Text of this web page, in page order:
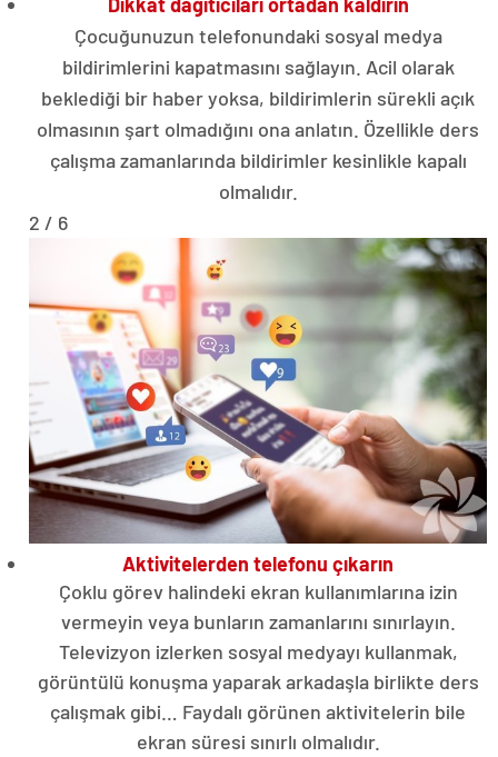
Çocuğunuzun telefonundaki sosyal medya
bildirimlerini kapatmasını sağlayın. Acil olarak
beklediği bir haber yoksa, bildirimlerin sürekli açık
olmasının şart olmadığını ona anlatın. Özellikle ders
çalışma zamanlarında bildirimler kesinlikle kapalı
olmalıdır.
2 / 6
Aktivitelerden telefonu çıkarın
Çoklu görev halindeki ekran kullanımlarına izin
vermeyin veya bunların zamanlarını sınırlayın.
Televizyon izlerken sosyal medyayı kullanmak,
görüntülü konuşma yaparak arkadaşla birlikte ders
çalışmak gibi… Faydalı görünen aktivitelerin bile
ekran süresi sınırlı olmalıdır.